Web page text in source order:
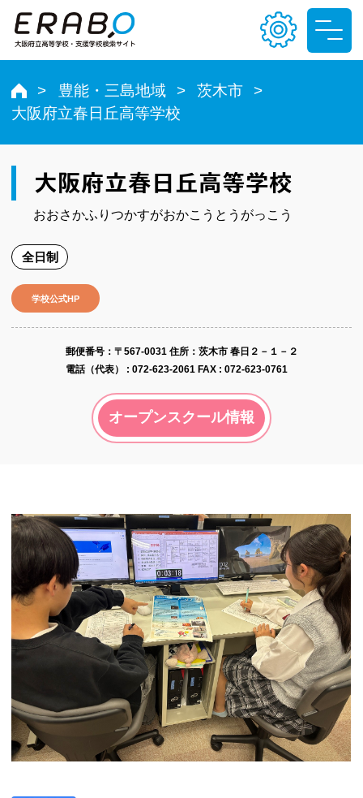
文字サイズ
豊能・三島地域
茨木市
大阪府立春日丘高等学校
大阪府立春日丘高等学校
おおさかふりつかすがおかこうとうがっこう
全日制
学校公式HP
郵便番号​：〒567-0031 住所：茨木市 春日２－１－２
電話（代表） : 072-623-2061 FAX : 072-623-0761
オープンスクール情報